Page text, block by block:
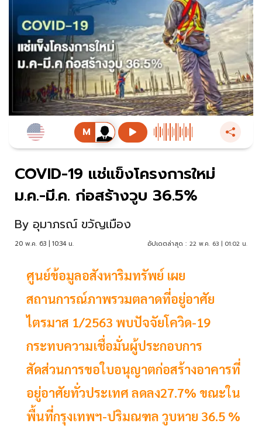
COVID-19 แช่แข็งโครงการใหม่
ม.ค.-มี.ค. ก่อสร้างวูบ 36.5%
By อุมาภรณ์ ขวัญเมือง
20 พ.ค. 63 | 10:34 น. อัปเดตล่าสุด : 22 พ.ค. 63 | 01:02 น.
ศูนย์ข้อมูลอสังหาริมทรัพย์ เผย
สถานการณ์ภาพรวมตลาดที่อยู่อาศัย
ไตรมาส 1/2563 พบปัจจัยโควิด-19
กระทบความเชื่อมั่นผู้ประกอบการ
สัดส่วนการขอใบอนุญาตก่อสร้างอาคารที่
อยู่อาศัยทั่วประเทศ ลดลง27.7% ขณะใน
พื้นที่กรุงเทพฯ-ปริมณฑล วูบหาย 36.5 %